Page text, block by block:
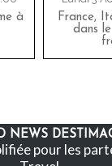
à
France,
dans
NEWS
pour les